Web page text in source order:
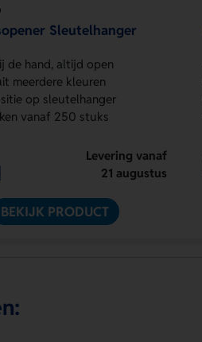
Sleutelhanger
de hand, altijd open
meerdere kleuren
op sleutelhanger
vanaf 250 stuks
Levering vanaf
21 augustus
BEKIJK PRODUCT